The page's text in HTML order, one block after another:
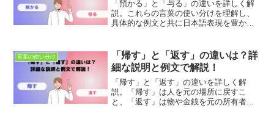
「預かる」と「与る」の違いを詳しく解
説。これらの言葉の使い分けを理解し、
具体的な例文と共に日本語表現を豊かに
ンを目指します。
言葉の使い分け
「帰す」と「返す」の違いは？詳
細な説明と例文で解説！
「帰す」と「返す」の違いを詳しく解
説。「帰す」は人を元の場所に戻すこ
と、「返す」は物や金銭を元の所有者に